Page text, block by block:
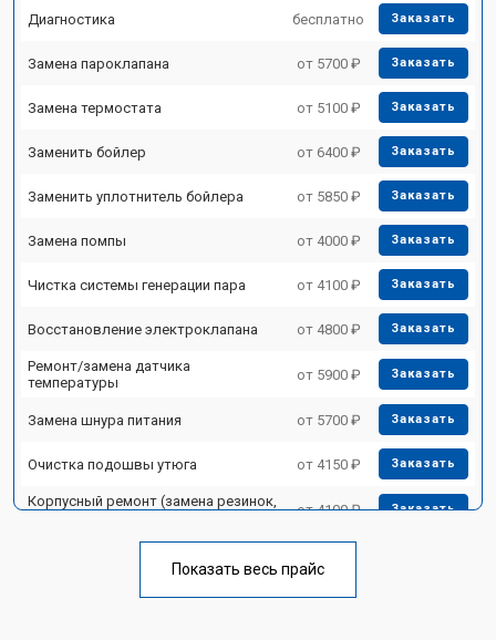
Диагностика бесплатно Заказать
Замена пароклапана от 5700 ₽ Заказать
Замена термостата от 5100 ₽ Заказать
Заменить бойлер от 6400 ₽ Заказать
Заменить уплотнитель бойлера от 5850 ₽ Заказать
Замена помпы от 4000 ₽ Заказать
Чистка системы генерации пара от 4100 ₽ Заказать
Восстановление электроклапана от 4800 ₽ Заказать
Ремонт/замена датчика
температуры
от 5900 ₽ Заказать
Замена шнура питания от 5700 ₽ Заказать
Очистка подошвы утюга от 4150 ₽ Заказать
Корпусный ремонт (замена резинок,
от 4100 ₽ Заказать
Замена клапана давления от 5850 ₽
Показать весь прайс